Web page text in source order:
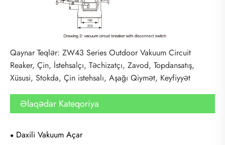
Qaynar Teqlər: ZW43 Series Outdoor Vakuum Circuit
Reaker, Çin, İstehsalçı, Təchizatçı, Zavod, Topdansatış,
Xüsusi, Stokda, Çin istehsalı, Aşağı Qiymət, Keyfiyyət
Əlaqədar Kateqoriya
Daxili Vakuum Açar